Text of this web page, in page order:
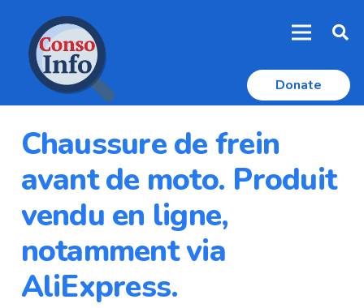
Donate
Chaussure de frein
avant de moto. Produit
vendu en ligne,
notamment via
AliExpress.